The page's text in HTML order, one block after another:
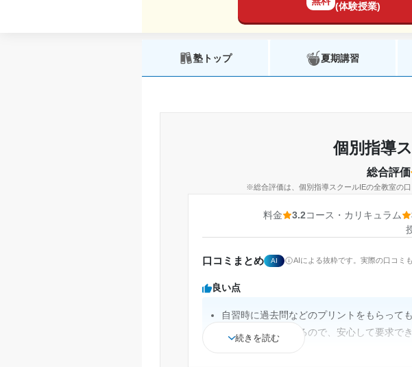
(体験授業)
塾トップ 夏期講習
個別指導
総合評価
※総合評価は、個別指導スクールIEの全教室の
料金 3.2コース・カリキュラム
口コミまとめ AI AIによる抜粋です。実際の口コミ
良い点
自習時に過去問などのプリントをもらって
の中に含まれているので、安心して要求で
続きを読む